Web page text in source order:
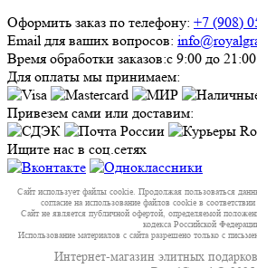
Оформить заказ по телефону: +7 (908)
Email для ваших вопросов:
Время обработки заказов:с 9:00 до 21:00
Для оплаты мы принимаем:
Привезем сами или доставим:
Ищите нас в соц.сетях
Сайт использует файлы cookie. Продолжая пользоваться
согласие на использование файлов cookie в
Сайт не является публичной офертой, определяемой
кодекса Российской
Использование материалов с сайта разрешено только с
Интернет-магазин элитных